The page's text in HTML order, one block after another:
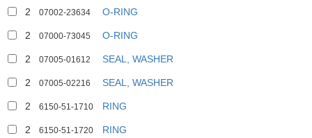
2 07002-23634 O-RING
2 07000-73045 O-RING
2 07005-01612 SEAL, WASHER
2 07005-02216 SEAL, WASHER
2 6150-51-1710 RING
2 6150-51-1720 RING